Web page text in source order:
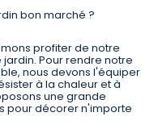
bon marché ?
profiter de notre
Pour rendre notre
nous devons l'équiper
à la chaleur et à
une grande
pour décorer n'importe